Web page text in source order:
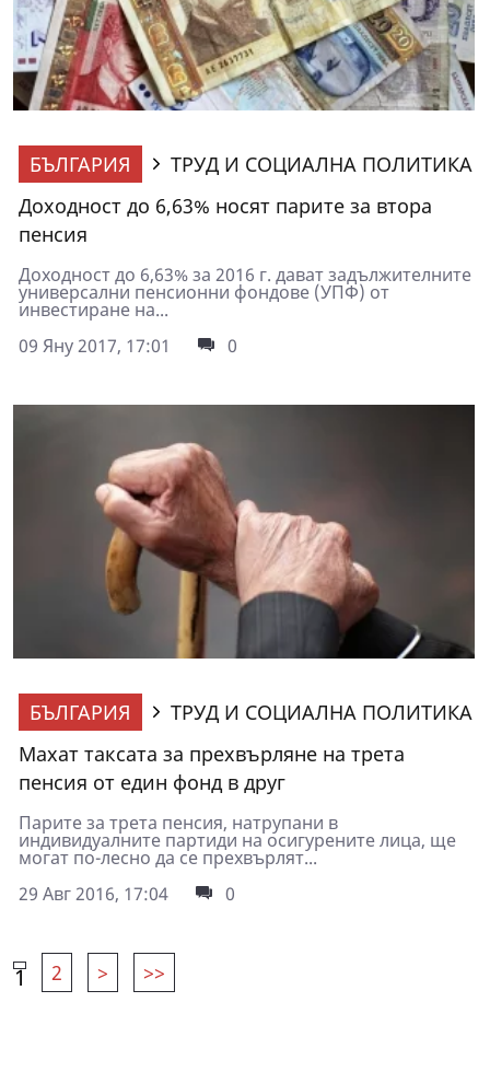
БЪЛГАРИЯ
ТРУД И СОЦИАЛНА ПОЛИТИКА
Доходност до 6,63% носят парите за втора
пенсия
Доходност до 6,63% за 2016 г. дават задължителните
универсални пенсионни фондове (УПФ) от
инвестиране на...
09 Яну 2017, 17:01
0
БЪЛГАРИЯ
ТРУД И СОЦИАЛНА ПОЛИТИКА
Махат таксата за прехвърляне на трета
пенсия от един фонд в друг
Парите за трета пенсия, натрупани в
индивидуалните партиди на осигурените лица, ще
могат по-лесно да се прехвърлят...
29 Авг 2016, 17:04
0
1 2 > >>